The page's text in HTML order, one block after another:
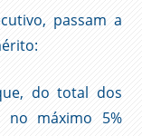
passam a
do total dos
no máximo 5%